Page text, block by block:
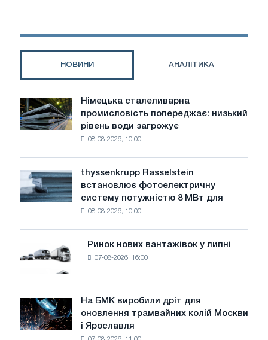
2026
та
умови
не
НОВИНИ АНАЛІТИКА
Німецька
сталеливарна
промисловість
води
загрожує
безпеці
Німецька сталеливарна
промисловість попереджає: низький
рівень води загрожує
08-08-2026, 10:00
thyssenkrupp
Rasselstein
встановлює
фотоелектричну
досягнення
цілей
декарбонізації
thyssenkrupp Rasselstein
встановлює фотоелектричну
систему потужністю 8 МВт для
08-08-2026, 10:00
Ринок
нових
вантажівок
у
липні
Ринок нових вантажівок у липні
07-08-2026, 16:00
На
БМК
виробили
На БМК виробили дріт для
оновлення трамвайних колій Москви
і Ярославля